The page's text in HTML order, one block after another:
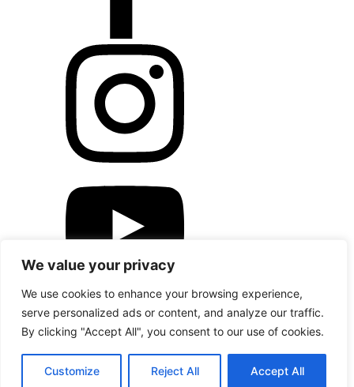
We value your privacy
We use cookies to enhance your browsing experience,
serve personalized ads or content, and analyze our traffic.
By clicking "Accept All", you consent to our use of cookies.
Customize Reject All Accept All
Copyright © Magsy.cz
Nastavení souborů cookies
Ochrana osobních údajů